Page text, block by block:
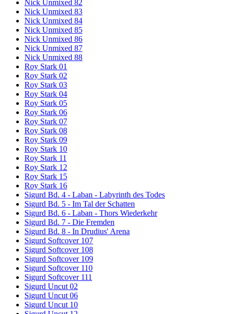
Nick Unmixed 82
Nick Unmixed 83
Nick Unmixed 84
Nick Unmixed 85
Nick Unmixed 86
Nick Unmixed 87
Nick Unmixed 88
Roy Stark 01
Roy Stark 02
Roy Stark 03
Roy Stark 04
Roy Stark 05
Roy Stark 06
Roy Stark 07
Roy Stark 08
Roy Stark 09
Roy Stark 10
Roy Stark 11
Roy Stark 12
Roy Stark 15
Roy Stark 16
Sigurd Bd. 4 - Laban - Labyrinth des Todes
Sigurd Bd. 5 - Im Tal der Schatten
Sigurd Bd. 6 - Laban - Thors Wiederkehr
Sigurd Bd. 7 - Die Fremden
Sigurd Bd. 8 - In Drudius' Arena
Sigurd Softcover 107
Sigurd Softcover 108
Sigurd Softcover 109
Sigurd Softcover 110
Sigurd Softcover 111
Sigurd Uncut 02
Sigurd Uncut 06
Sigurd Uncut 10